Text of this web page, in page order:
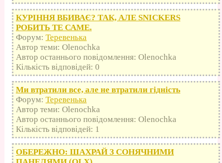
КУРІННЯ ВБИВАЄ? ТАК, АЛЕ SNICKERS
РОБИТЬ ТЕ САМЕ.
Форум: Теревенька
Автор теми: Olenochka
Автор останнього повідомлення: Olenochka
Кількість відповідей: 0
Ми втратили все, але не втратили гідність
Форум: Теревенька
Автор теми: Olenochka
Автор останнього повідомлення: Olenochka
Кількість відповідей: 1
ОБЕРЕЖНО: ШАХРАЙ З СОНЯЧНИМИ